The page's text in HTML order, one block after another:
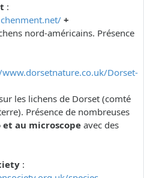
:
+
nord-américains. Présence
Dorset-
les lichens de Dorset (comté
Présence de nombreuses
au microscope avec des
: